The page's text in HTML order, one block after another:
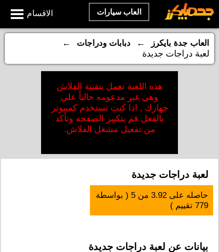
الاقسام العاب سيارات
العاب جدة بايكرز ← دبابات ودراجات
←
لعبة دراجات جديدة
هذه اللعبة تعمل بتقنية الفلاش
وهي غير مدعومه حالياً على
جهازك , اذا كنت تستخدم كمبيوتر
بالفعل قم بتكبير الصفحه وتأكد
من تفعيل مشغل الفلاش.
لعبة دراجات جديدة
حاصله على3.92 من5 ( بواسطة
779 تقييم )
بيانات عن لعبة دراجات جديدة